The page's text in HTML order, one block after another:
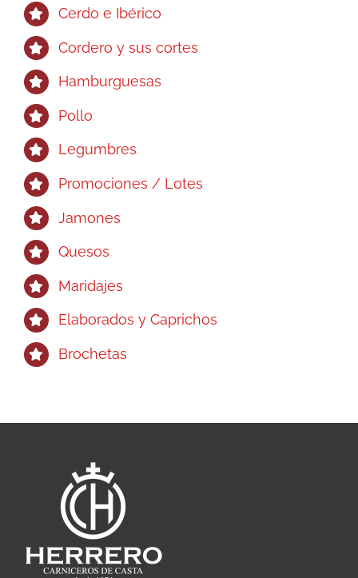
Cerdo e Ibérico
Cordero y sus cortes
Hamburguesas
Pollo
Legumbres
Promociones / Lotes
Jamones
Quesos
Maridajes
Elaborados y Caprichos
Brochetas